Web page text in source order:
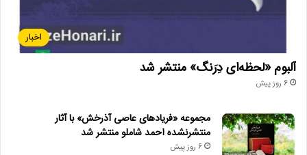
اخبار
آلبوم «لحظه‌ای دِرَنگ» منتشر شد
6 روز پیش
مجموعه «فریادهای عاصی آذرخش» با آثار
منتشرنشده احمد شاملو منتشر شد
6 روز پیش